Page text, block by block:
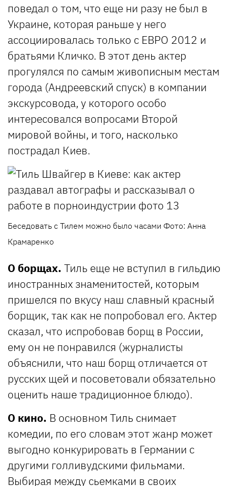
поведал о том, что еще ни разу не был в
Украине, которая раньше у него
ассоциировалась только с ЕВРО 2012 и
братьями Кличко. В этот день актер
прогулялся по самым живописным местам
города (Андреевский спуск) в компании
экскурсовода, у которого особо
интересовался вопросами Второй
мировой войны, и того, насколько
пострадал Киев.
Беседовать с Тилем можно было часами Фото: Анна
Крамаренко
О борщах. Тиль еще не вступил в гильдию
иностранных знаменитостей, которым
пришелся по вкусу наш славный красный
борщик, так как не попробовал его. Актер
сказал, что испробовав борщ в России,
ему он не понравился (журналисты
объяснили, что наш борщ отличается от
русских щей и посоветовали обязательно
оценить наше традиционное блюдо).
О кино. В основном Тиль снимает
комедии, по его словам этот жанр может
выгодно конкурировать в Германии с
другими голливудскими фильмами.
Выбирая между сьемками в своих